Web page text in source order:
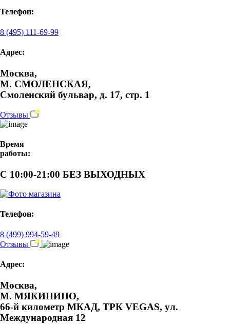
Телефон:
8 (495) 111-69-99
Адрес:
Москва,
М. СМОЛЕНСКАЯ,
Смоленский бульвар, д. 17, стр. 1
Отзывы
Время
работы:
С 10:00-21:00 БЕЗ ВЫХОДНЫХ
Телефон:
8 (499) 994-59-49
Отзывы
Адрес:
Москва,
М. МЯКИНИНО,
66-й километр МКАД, ТРК VEGAS, ул.
Международная 12